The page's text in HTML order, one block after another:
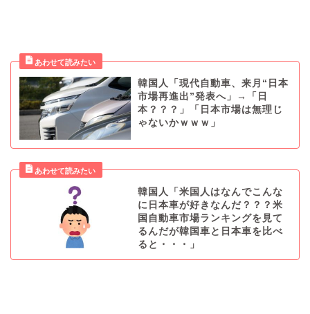
韓国人「現代自動車、来月“日本
市場再進出”発表へ」→「日
本？？？」「日本市場は無理じ
ゃないかｗｗｗ」
韓国人「米国人はなんでこんな
に日本車が好きなんだ？？？米
国自動車市場ランキングを見て
るんだが韓国車と日本車を比べ
ると・・・」